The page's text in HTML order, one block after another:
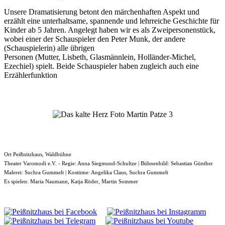
Unsere Dramatisierung betont den märchenhaften Aspekt und
erzählt eine unterhaltsame, spannende und lehrreiche Geschichte für
Kinder ab 5 Jahren. Angelegt haben wir es als Zweipersonenstück,
wobei einer der Schauspieler den Peter Munk, der andere
(Schauspielerin) alle übrigen
Personen (Mutter, Lisbeth, Glasmännlein, Holländer-Michel,
Ezechiel) spielt. Beide Schauspieler haben zugleich auch eine
Erzählerfunktion
Ort Peißnitzhaus, Waldbühne
Theater Varomodi e.V. - Regie: Anna Siegmund-Schultze | Bühnenbild: Sebastian Günther
Malerei: Suchra Gummelt | Kostüme: Angelika Claus, Suchra Gummelt
Es spielen: Maria Naumann, Katja Röder, Martin Sommer